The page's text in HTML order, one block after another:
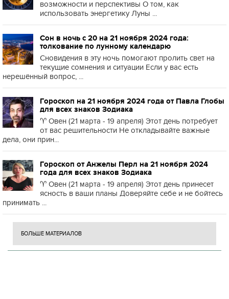
возможности и перспективы О том, как
использовать энергетику Луны ...
Сон в ночь с 20 на 21 ноября 2024 года:
толкование по лунному календарю
Сновидения в эту ночь помогают пролить свет на
текущие сомнения и ситуации Если у вас есть
нерешённый вопрос, ...
Гороскоп на 21 ноября 2024 года от Павла Глобы
для всех знаков Зодиака
♈️ Овен (21 марта - 19 апреля) Этот день потребует
от вас решительности Не откладывайте важные
дела, они прин...
Гороскоп от Анжелы Перл на 21 ноября 2024
года для всех знаков Зодиака
♈️ Овен (21 марта - 19 апреля) Этот день принесет
ясность в ваши планы Доверяйте себе и не бойтесь
принимать ...
БОЛЬШЕ МАТЕРИАЛОВ